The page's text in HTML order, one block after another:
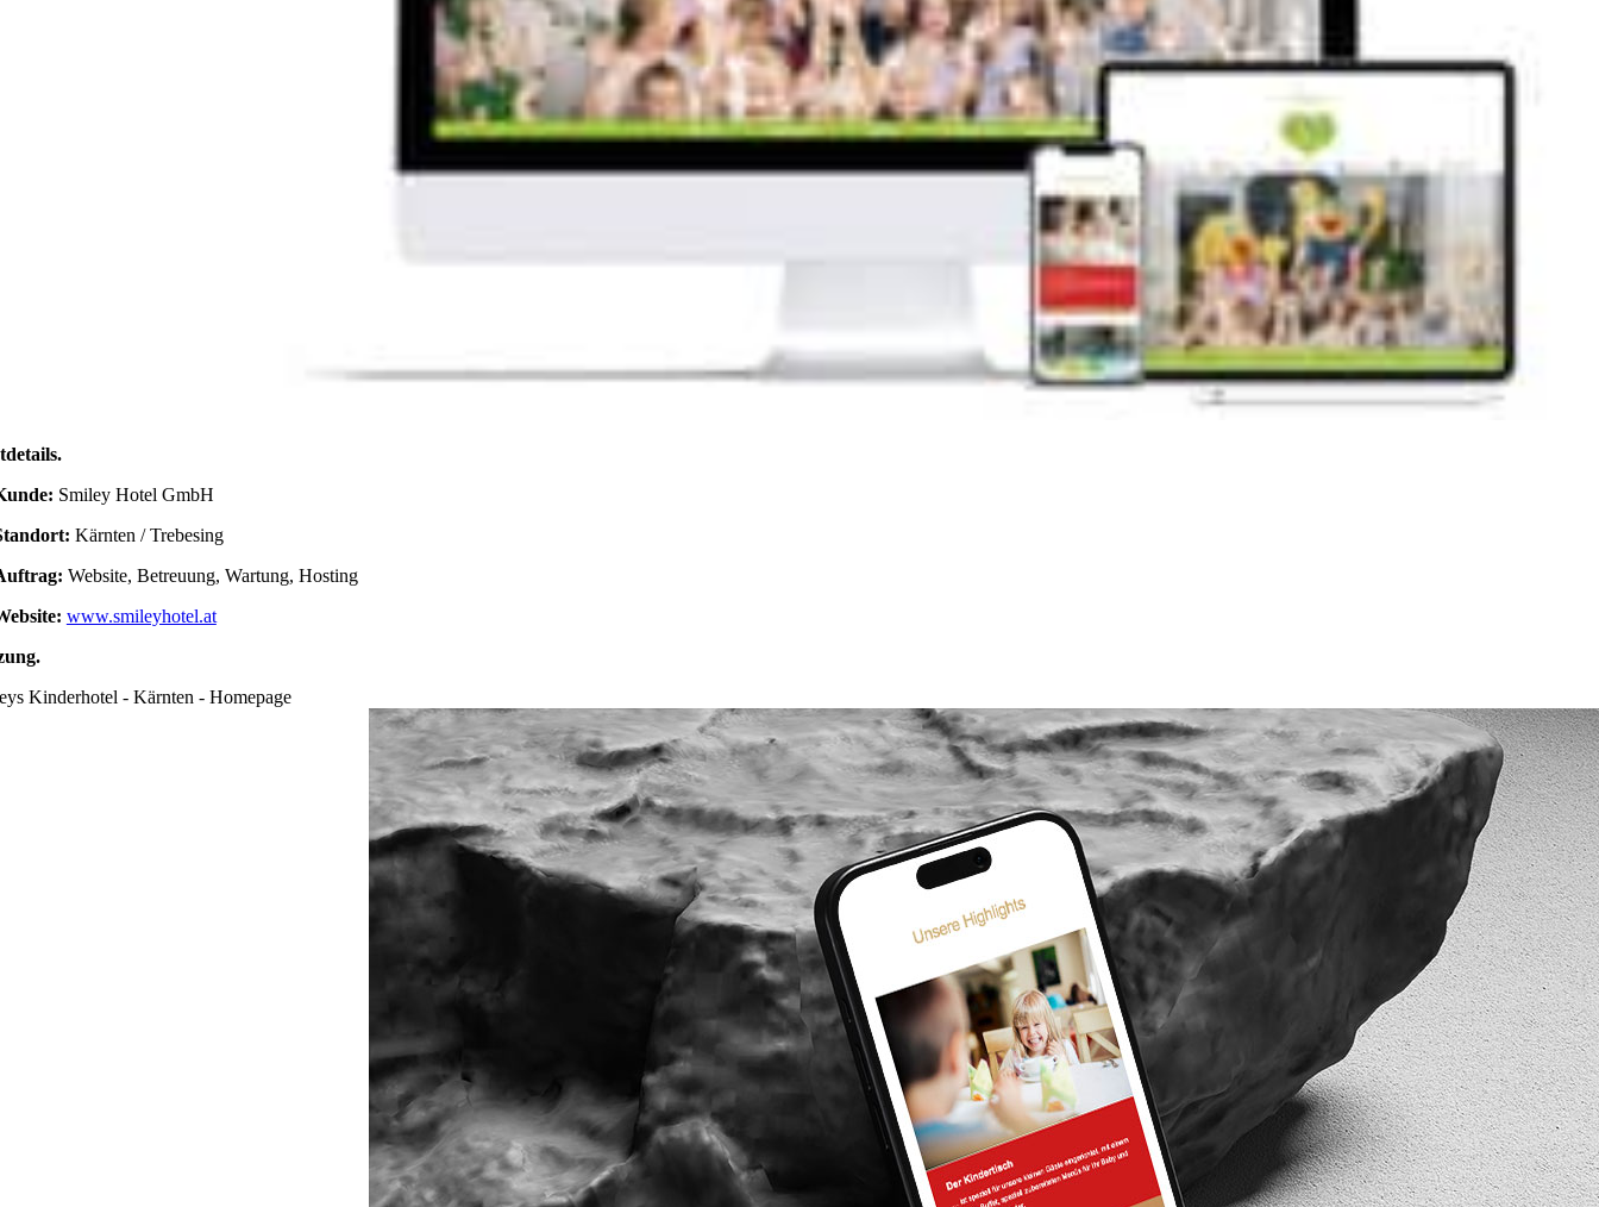
.
Smiley Hotel GmbH
Kärnten / Trebesing
Website, Betreuung, Wartung, Hosting
www.smileyhotel.at
.